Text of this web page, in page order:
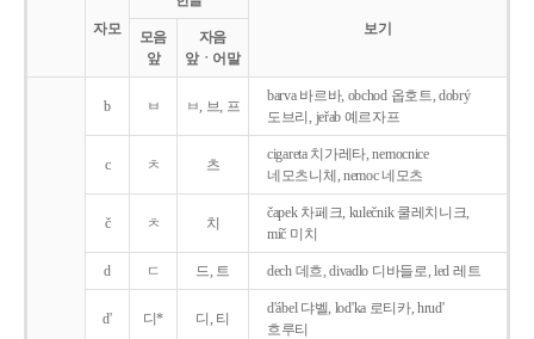
자모
보기
모음
앞
자음
앞ㆍ어말
b ㅂ ㅂ, 브, 프
barva 바르바, obchod 옵호트, dobrý
도브리, jeřab 예르자프
c ㅊ 츠
cigareta 치가레타, nemocnice
네모츠니체, nemoc 네모츠
č ㅊ 치
čapek 차페크, kulečnik 쿨레치니크,
míč 미치
d ㄷ 드, 트 dech 데흐, divadlo 디바들로, led 레트
d' 디* 디, 티
d'ábel 댜벨, lod'ka 로티카, hrud'
흐루티